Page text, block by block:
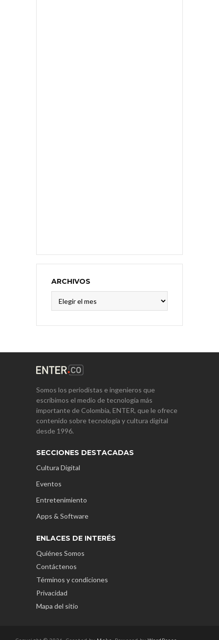
ARCHIVOS
Somos los periodistas e ingenieros que
escribimos el medio de tecnología más
importante de Colombia, ENTER, que le ofrece
contenido sobre tecnología y cultura digital
desde 1996.
SECCIONES DESTACADAS
Cultura Digital
Eventos
Entretenimiento
Apps & Software
ENLACES DE INTERÉS
Quiénes Somos
Contáctenos
Términos y condiciones
Privacidad
Mapa del sitio